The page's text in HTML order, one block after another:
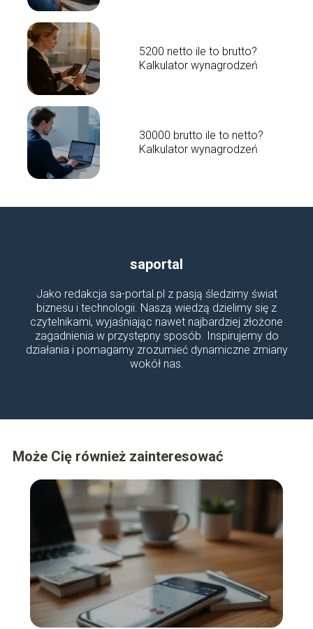
5200 netto ile to brutto?
Kalkulator wynagrodzeń
30000 brutto ile to netto?
Kalkulator wynagrodzeń
saportal
Jako redakcja sa-portal.pl z pasją śledzimy świat
biznesu i technologii. Naszą wiedzą dzielimy się z
czytelnikami, wyjaśniając nawet najbardziej złożone
zagadnienia w przystępny sposób. Inspirujemy do
działania i pomagamy zrozumieć dynamiczne zmiany
wokół nas.
Może Cię również zainteresować